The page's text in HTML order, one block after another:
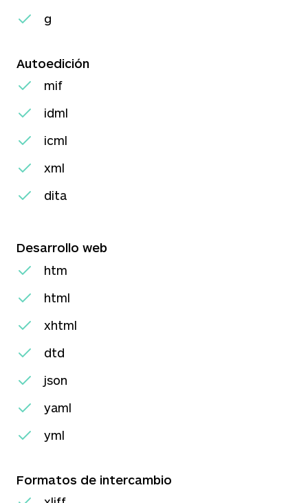
g
Autoedición
mif
idml
icml
xml
dita
Desarrollo web
htm
html
xhtml
dtd
json
yaml
yml
Formatos de intercambio